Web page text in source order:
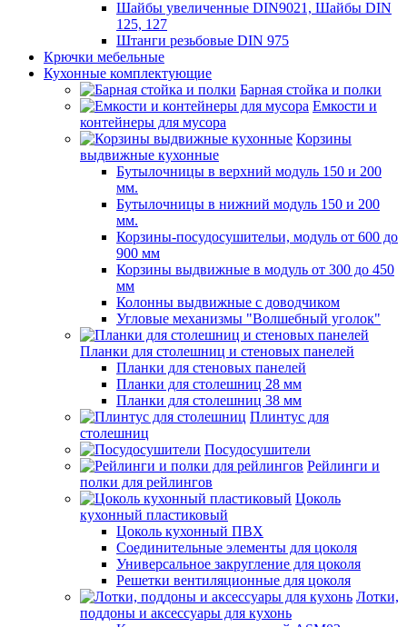
Шайбы увеличенные DIN9021, Шайбы DIN
125, 127
Штанги резьбовые DIN 975
Крючки мебельные
Кухонные комплектующие
Барная стойка и полки
Емкости и
контейнеры для мусора
Корзины
выдвижные кухонные
Бутылочницы в верхний модуль 150 и 200
мм.
Бутылочницы в нижний модуль 150 и 200
мм.
Корзины-посудосушительи, модуль от 600 до
900 мм
Корзины выдвижные в модуль от 300 до 450
мм
Колонны выдвижные с доводчиком
Угловые механизмы "Волшебный уголок"
Планки для столешниц и стеновых панелей
Планки для стеновых панелей
Планки для столешниц 28 мм
Планки для столешниц 38 мм
Плинтус для
столешниц
Посудосушители
Рейлинги и
полки для рейлингов
Цоколь
кухонный пластиковый
Цоколь кухонный ПВХ
Соединительные элементы для цоколя
Универсальное закругление для цоколя
Решетки вентиляционные для цоколя
Лотки,
поддоны и аксессуары для кухонь